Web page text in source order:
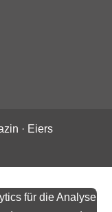
· Eiers
für die Analyse